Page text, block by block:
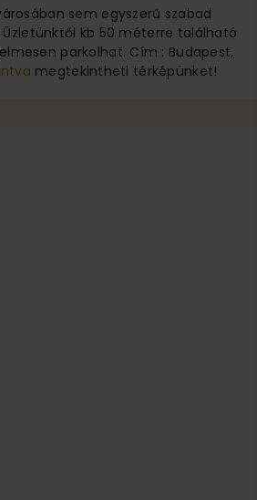
sem egyszerű szabad
kb 50 méterre található
parkolhat. Cím : Budapest,
megtekintheti térképünket!